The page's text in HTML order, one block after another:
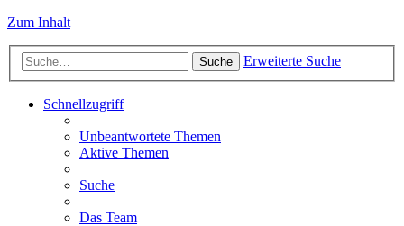
Zum Inhalt
Suche Erweiterte Suche
Schnellzugriff
Unbeantwortete Themen
Aktive Themen
Suche
Das Team